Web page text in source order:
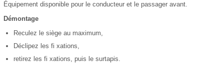
Équipement disponible pour le conducteur et le passager avant.
Démontage
Reculez le siège au maximum,
Déclipez les fi xations,
retirez les fi xations, puis le surtapis.